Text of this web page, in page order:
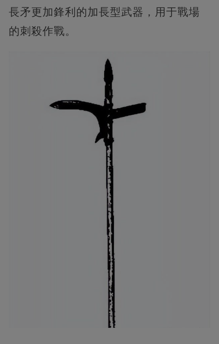
長矛更加鋒利的加長型武器，用于戰場
的刺殺作戰。